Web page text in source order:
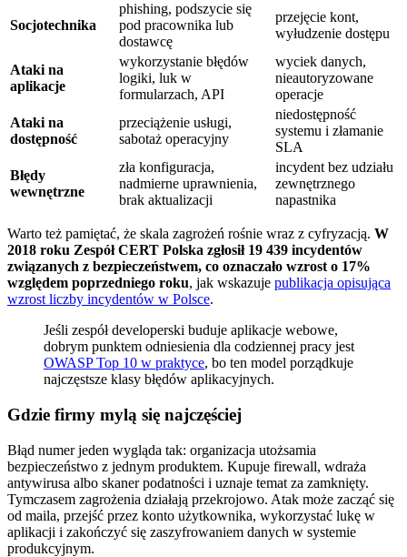
Socjotechnika
phishing, podszycie się
pod pracownika lub
dostawcę
przejęcie kont,
wyłudzenie dostępu
Ataki na
aplikacje
wykorzystanie błędów
logiki, luk w
formularzach, API
wyciek danych,
nieautoryzowane
operacje
Ataki na
dostępność
przeciążenie usługi,
sabotaż operacyjny
niedostępność
systemu i złamanie
SLA
Błędy
wewnętrzne
zła konfiguracja,
nadmierne uprawnienia,
brak aktualizacji
incydent bez udziału
zewnętrznego
napastnika
Warto też pamiętać, że skala zagrożeń rośnie wraz z cyfryzacją. W
2018 roku Zespół CERT Polska zgłosił 19 439 incydentów
związanych z bezpieczeństwem, co oznaczało wzrost o 17%
względem poprzedniego roku, jak wskazuje publikacja opisująca
wzrost liczby incydentów w Polsce.
Jeśli zespół developerski buduje aplikacje webowe,
dobrym punktem odniesienia dla codziennej pracy jest
OWASP Top 10 w praktyce, bo ten model porządkuje
najczęstsze klasy błędów aplikacyjnych.
Gdzie firmy mylą się najczęściej
Błąd numer jeden wygląda tak: organizacja utożsamia
bezpieczeństwo z jednym produktem. Kupuje firewall, wdraża
antywirusa albo skaner podatności i uznaje temat za zamknięty.
Tymczasem zagrożenia działają przekrojowo. Atak może zacząć się
od maila, przejść przez konto użytkownika, wykorzystać lukę w
aplikacji i zakończyć się zaszyfrowaniem danych w systemie
produkcyjnym.